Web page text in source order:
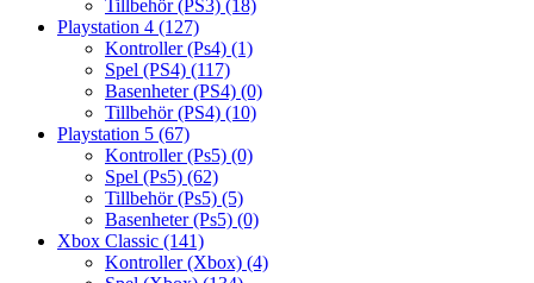
Tillbehör (PS3) (18)
Playstation 4 (127)
Kontroller (Ps4) (1)
Spel (PS4) (117)
Basenheter (PS4) (0)
Tillbehör (PS4) (10)
Playstation 5 (67)
Kontroller (Ps5) (0)
Spel (Ps5) (62)
Tillbehör (Ps5) (5)
Basenheter (Ps5) (0)
Xbox Classic (141)
Kontroller (Xbox) (4)